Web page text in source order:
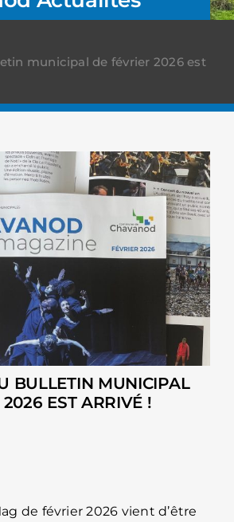
municipal de février 2026 est
BULLETIN MUNICIPAL
EST ARRIVÉ !
de février 2026 vient d’être